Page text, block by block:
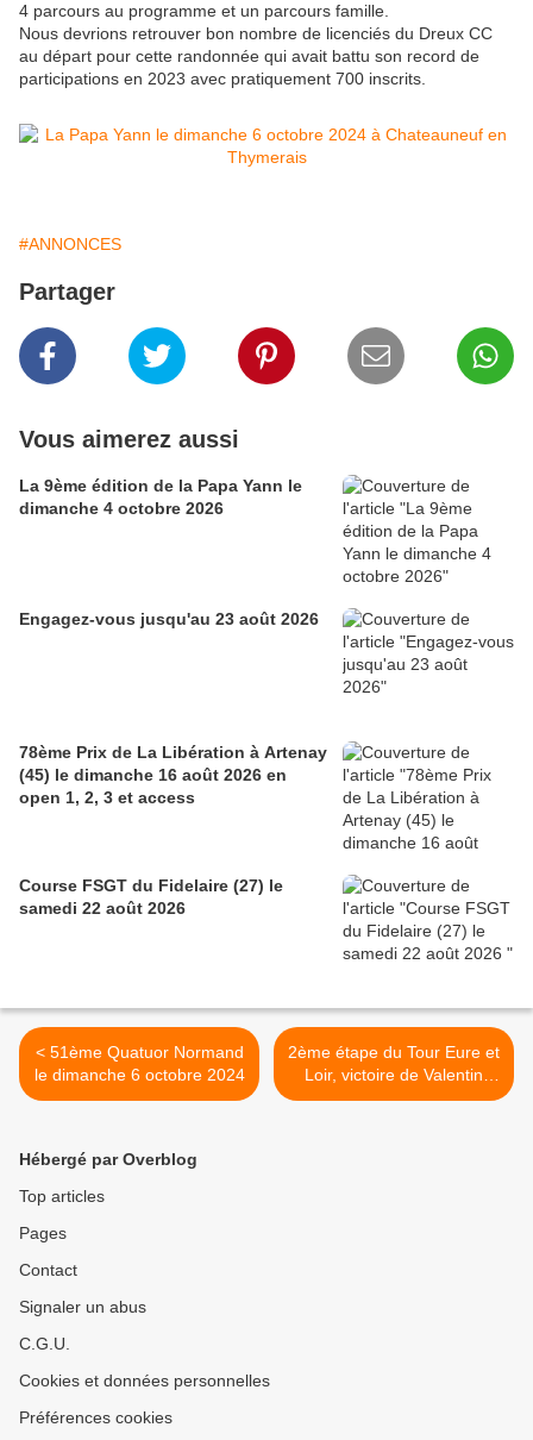
4 parcours au programme et un parcours famille.
Nous devrions retrouver bon nombre de licenciés du Dreux CC
au départ pour cette randonnée qui avait battu son record de
participations en 2023 avec pratiquement 700 inscrits.
#ANNONCES
Partager
Vous aimerez aussi
La 9ème édition de la Papa Yann le
dimanche 4 octobre 2026
Engagez-vous jusqu'au 23 août 2026
78ème Prix de La Libération à Artenay
(45) le dimanche 16 août 2026 en
open 1, 2, 3 et access
Course FSGT du Fidelaire (27) le
samedi 22 août 2026
< 51ème Quatuor Normand
le dimanche 6 octobre 2024
2ème étape du Tour Eure et
Loir, victoire de Valentin
Tabellion (Van Rysel
Hébergé par Overblog
Top articles
Pages
Contact
Signaler un abus
C.G.U.
Cookies et données personnelles
Préférences cookies